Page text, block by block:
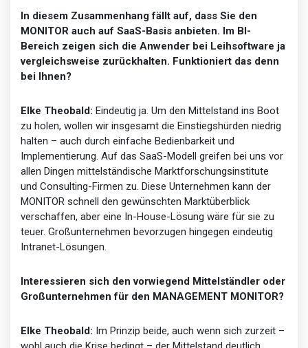
In diesem Zusammenhang fällt auf, dass Sie den
MONITOR auch auf SaaS-Basis anbieten. Im BI-
Bereich zeigen sich die Anwender bei Leihsoftware ja
vergleichsweise zurückhalten. Funktioniert das denn
bei Ihnen?
Elke Theobald: Eindeutig ja. Um den Mittelstand ins Boot
zu holen, wollen wir insgesamt die Einstiegshürden niedrig
halten – auch durch einfache Bedienbarkeit und
Implementierung. Auf das SaaS-Modell greifen bei uns vor
allen Dingen mittelständische Marktforschungsinstitute
und Consulting-Firmen zu. Diese Unternehmen kann der
MONITOR schnell den gewünschten Marktüberblick
verschaffen, aber eine In-House-Lösung wäre für sie zu
teuer. Großunternehmen bevorzugen hingegen eindeutig
Intranet-Lösungen.
Interessieren sich den vorwiegend Mittelständler oder
Großunternehmen für den MANAGEMENT MONITOR?
Elke Theobald: Im Prinzip beide, auch wenn sich zurzeit –